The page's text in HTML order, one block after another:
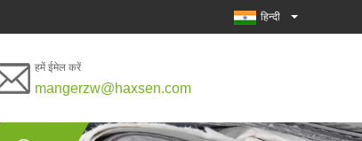
हिन्दी
हमें ईमेल करें
mangerzw@haxsen.com